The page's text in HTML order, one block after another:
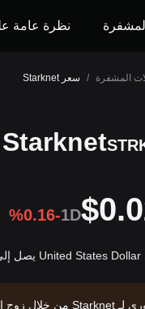
نظرة عامة
المشفرة / سعر Starknet
%0.16-1D